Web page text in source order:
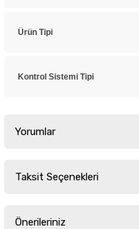
Ürün Tipi
Kontrol Sistemi Tipi
Yorumlar
Taksit Seçenekleri
Önerileriniz